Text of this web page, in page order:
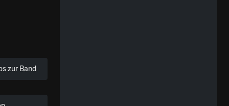
zur Band